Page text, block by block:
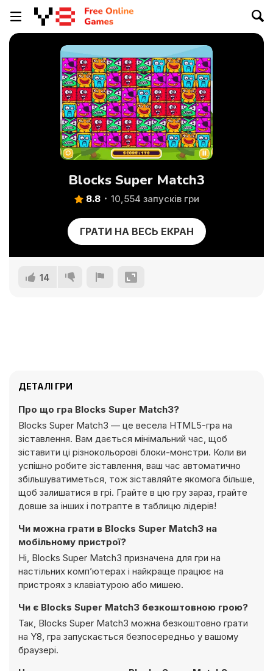
Blocks Super Match3
8.8 10,554 запусків гри
ГРАТИ НА ВЕСЬ ЕКРАН
14
ДЕТАЛІ ГРИ
Про що гра Blocks Super Match3?
Blocks Super Match3 — це весела HTML5-гра на
зіставлення. Вам дається мінімальний час, щоб
зіставити ці різнокольорові блоки-монстри. Коли ви
успішно робите зіставлення, ваш час автоматично
збільшуватиметься, тож зіставляйте якомога більше,
щоб залишатися в грі. Грайте в цю гру зараз, грайте
довше за інших і потрапте в таблицю лідерів!
Чи можна грати в Blocks Super Match3 на
мобільному пристрої?
Ні, Blocks Super Match3 призначена для гри на
настільних комп’ютерах і найкраще працює на
пристроях з клавіатурою або мишею.
Чи є Blocks Super Match3 безкоштовною грою?
Так, Blocks Super Match3 можна безкоштовно грати
на Y8, гра запускається безпосередньо у вашому
браузері.